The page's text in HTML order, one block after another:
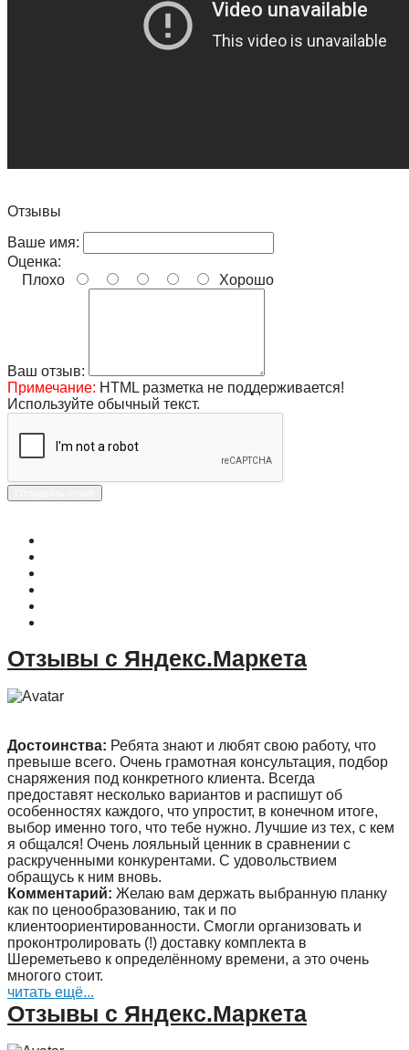
Отзывы
Ваше имя:
Оценка:
Плохо
Хорошо
Ваш отзыв:
Примечание: HTML разметка не поддерживается!
Используйте обычный текст.
Отзывы с Яндекс.Маркета
Достоинства: Ребята знают и любят свою работу, что
превыше всего. Очень грамотная консультация, подбор
снаряжения под конкретного клиента. Всегда
предоставят несколько вариантов и распишут об
особенностях каждого, что упростит, в конечном итоге,
выбор именно того, что тебе нужно. Лучшие из тех, с кем
я общался! Очень лояльный ценник в сравнении с
раскрученными конкурентами. С удовольствием
обращусь к ним вновь.
Комментарий: Желаю вам держать выбранную планку
как по ценообразованию, так и по
клиентоориентированности. Смогли организовать и
проконтролировать (!) доставку комплекта в
Шереметьево к определённому времени, а это очень
многого стоит.
читать ещё...
Отзывы с Яндекс.Маркета